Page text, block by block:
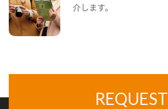
介します。
REQUEST